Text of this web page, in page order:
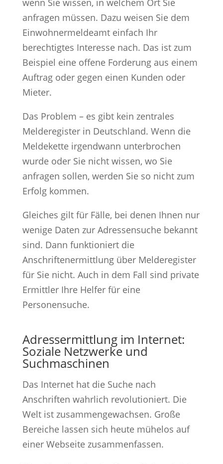
anfragen müssen. Dazu weisen Sie dem
Einwohnermeldeamt einfach Ihr
berechtigtes Interesse nach. Das ist zum
Beispiel eine offene Forderung aus einem
Auftrag oder gegen einen Kunden oder
Mieter.
Das Problem – es gibt kein zentrales
Melderegister in Deutschland. Wenn die
Meldekette irgendwann unterbrochen
wurde oder Sie nicht wissen, wo Sie
anfragen sollen, werden Sie so nicht zum
Erfolg kommen.
Gleiches gilt für Fälle, bei denen Ihnen nur
wenige Daten zur Adressensuche bekannt
sind. Dann funktioniert die
Anschriftenermittlung über Melderegister
für Sie nicht. Auch in dem Fall sind private
Ermittler Ihre Helfer für eine
Personensuche.
Adressermittlung im Internet:
Soziale Netzwerke und
Suchmaschinen
Das Internet hat die Suche nach
Anschriften wahrlich revolutioniert. Die
Welt ist zusammengewachsen. Große
Bereiche lassen sich heute mühelos auf
einer Webseite zusammenfassen.